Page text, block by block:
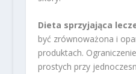
Dieta sprzyjająca
być zrównoważona i
produktach.
prostych przy